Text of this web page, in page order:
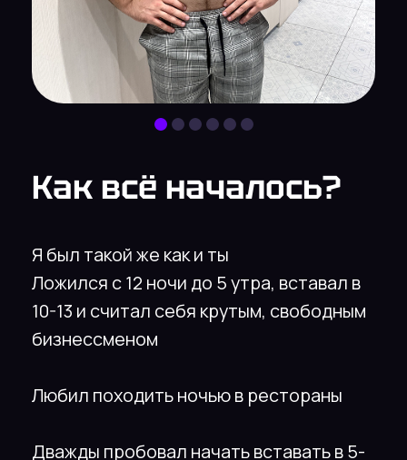
необходимо вставать рано утром и
тогда ощутил что этот способ, это то
что меня ускорит, “утренние
прогулки” и до сих пор с того времени
встаю больше 1900+ дней до 6 утра,
и выставляю видео в сторис каждый
день
Хочу узнать больше!
Вот что вышло в
результате